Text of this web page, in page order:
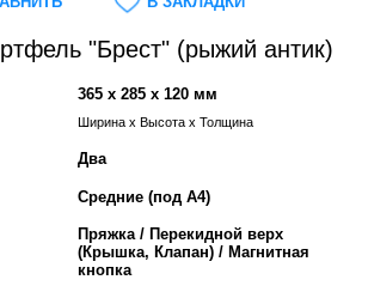
"Брест" (рыжий антик)
365 x 285 x 120 мм
Ширина x Высота x Толщина
Два
Средние (под А4)
Пряжка / Перекидной верх
(Крышка, Клапан) / Магнитная
кнопка